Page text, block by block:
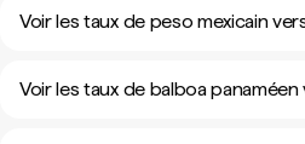
Voir les taux de peso mexicain
Voir les taux de balboa